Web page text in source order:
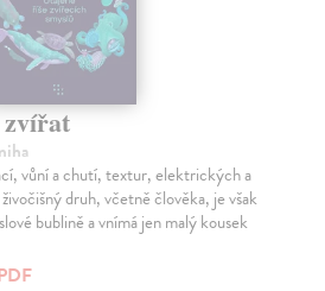
zvířat
vůní a chutí, textur, elektrických a
druh, včetně člověka, je však
bublině a vnímá jen malý kousek